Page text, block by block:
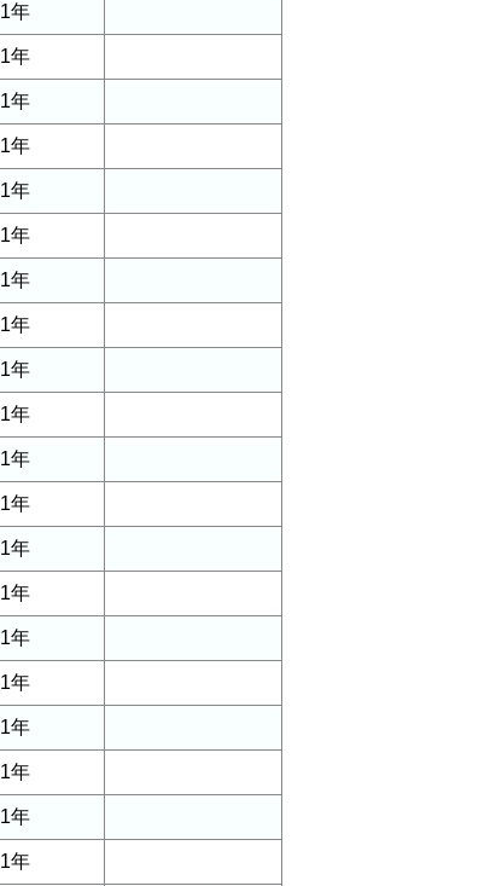
1年
1年
1年
1年
1年
1年
1年
1年
1年
1年
1年
1年
1年
1年
1年
1年
1年
1年
1年
1年